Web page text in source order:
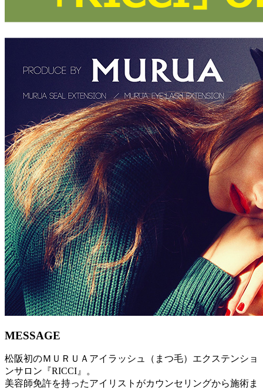
MESSAGE
松阪初のＭＵＲＵＡアイラッシュ（まつ毛）エクステンショ
ンサロン『RICCI』。
美容師免許を持ったアイリストがカウンセリングから施術ま